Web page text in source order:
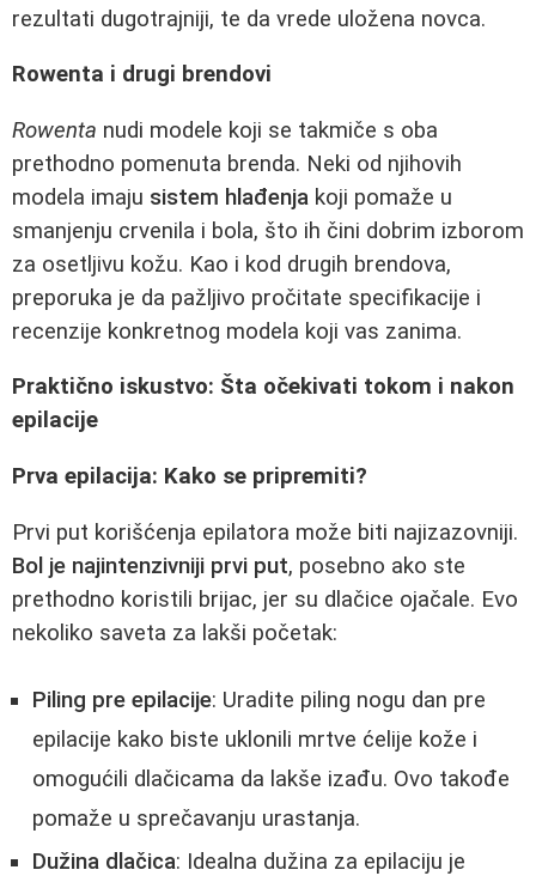
rezultati dugotrajniji, te da vrede uložena novca.
Rowenta i drugi brendovi
Rowenta nudi modele koji se takmiče s oba
prethodno pomenuta brenda. Neki od njihovih
modela imaju sistem hlađenja koji pomaže u
smanjenju crvenila i bola, što ih čini dobrim izborom
za osetljivu kožu. Kao i kod drugih brendova,
preporuka je da pažljivo pročitate specifikacije i
recenzije konkretnog modela koji vas zanima.
Praktično iskustvo: Šta očekivati tokom i nakon
epilacije
Prva epilacija: Kako se pripremiti?
Prvi put korišćenja epilatora može biti najizazovniji.
Bol je najintenzivniji prvi put, posebno ako ste
prethodno koristili brijac, jer su dlačice ojačale. Evo
nekoliko saveta za lakši početak:
Piling pre epilacije: Uradite piling nogu dan pre
epilacije kako biste uklonili mrtve ćelije kože i
omogućili dlačicama da lakše izađu. Ovo takođe
pomaže u sprečavanju urastanja.
Dužina dlačica: Idealna dužina za epilaciju je